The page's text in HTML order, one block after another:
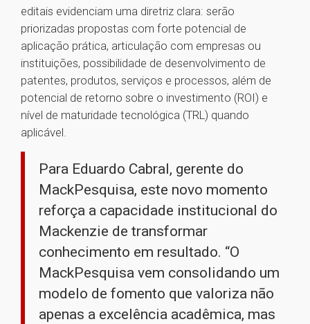
editais evidenciam uma diretriz clara: serão
priorizadas propostas com forte potencial de
aplicação prática, articulação com empresas ou
instituições, possibilidade de desenvolvimento de
patentes, produtos, serviços e processos, além de
potencial de retorno sobre o investimento (ROI) e
nível de maturidade tecnológica (TRL) quando
aplicável.
Para Eduardo Cabral, gerente do
MackPesquisa, este novo momento
reforça a capacidade institucional do
Mackenzie de transformar
conhecimento em resultado. “O
MackPesquisa vem consolidando um
modelo de fomento que valoriza não
apenas a excelência acadêmica, mas